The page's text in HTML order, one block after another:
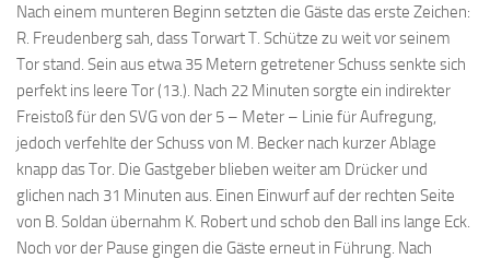
Nach einem munteren Beginn setzten die Gäste das erste Zeichen:
R. Freudenberg sah, dass Torwart T. Schütze zu weit vor seinem
Tor stand. Sein aus etwa 35 Metern getretener Schuss senkte sich
perfekt ins leere Tor (13.). Nach 22 Minuten sorgte ein indirekter
Freistoß für den SVG von der 5 – Meter – Linie für Aufregung,
jedoch verfehlte der Schuss von M. Becker nach kurzer Ablage
knapp das Tor. Die Gastgeber blieben weiter am Drücker und
glichen nach 31 Minuten aus. Einen Einwurf auf der rechten Seite
von B. Soldan übernahm K. Robert und schob den Ball ins lange Eck.
Noch vor der Pause gingen die Gäste erneut in Führung. Nach